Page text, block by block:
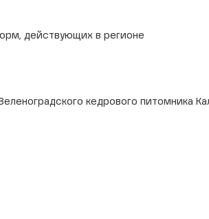
действующих в регионе
кедрового питомника